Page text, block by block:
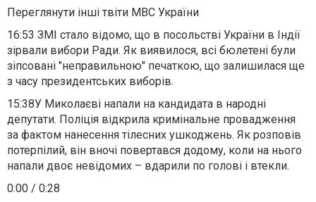
Переглянути інші твіти МВС України
16:53 ЗМІ стало відомо, що в посольстві України в Індії
зірвали вибори Ради. Як виявилося, всі бюлетені були
зіпсовані "неправильною" печаткою, що залишилася ще
з часу президентських виборів.
15:38У Миколаєві напали на кандидата в народні
депутати. Поліція відкрила кримінальне провадження
за фактом нанесення тілесних ушкоджень. Як розповів
потерпілий, він вночі повертався додому, коли на нього
напали двоє невідомих – вдарили по голові і втекли.
0:00 / 0:28